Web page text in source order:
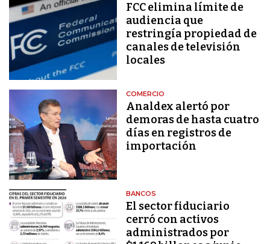
FCC elimina límite de
audiencia que
restringía propiedad de
canales de televisión
locales
COMERCIO
Analdex alertó por
demoras de hasta cuatro
días en registros de
importación
BANCOS
El sector fiduciario
cerró con activos
administrados por